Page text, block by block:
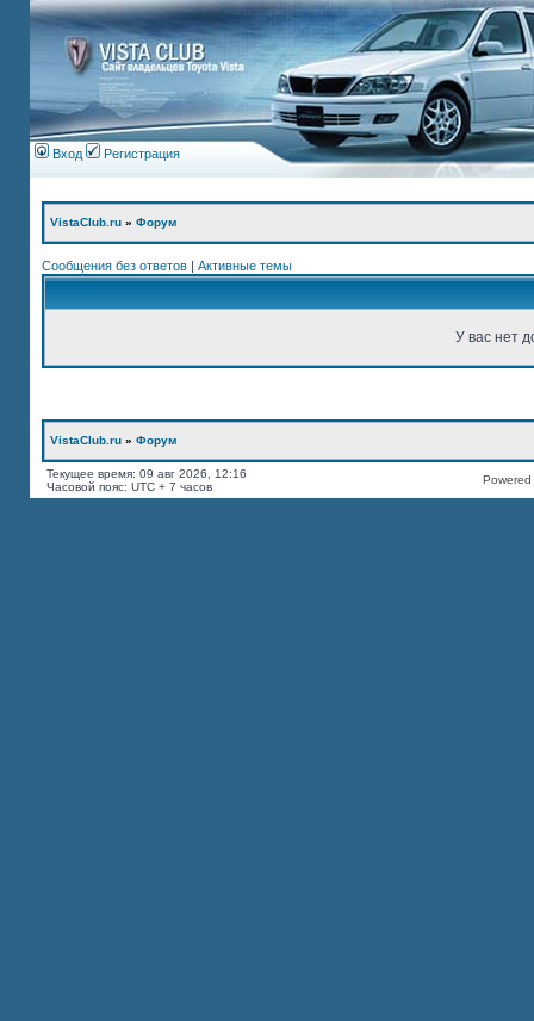
Вход Регистрация
VistaClub.ru » Форум
Сообщения без ответов | Активные темы
У вас нет
VistaClub.ru » Форум
Текущее время: 09 авг 2026, 12:16
Часовой пояс: UTC + 7 часов